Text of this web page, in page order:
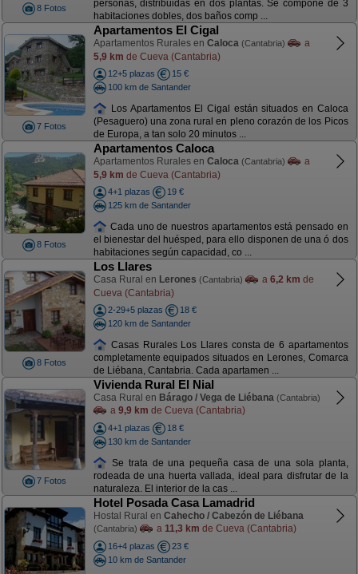
8 Fotos
personas, distribuidas en dos plantas. Se compone de 3
habitaciones dobles, dos baños comp ...
7 Fotos
Apartamentos El Cigal
Apartamentos Rurales en Caloca (Cantabria)
a
5,9 km de Cueva (Cantabria)
12+5 plazas
15 €
100 km de Santander
Los Apartamentos El Cigal están situados en Caloca
(Pesaguero) una zona rural en pleno corazón de los Picos
de Europa, a tan solo 20 minutos ...
8 Fotos
Apartamentos Caloca
Apartamentos Rurales en Caloca (Cantabria)
a
5,9 km de Cueva (Cantabria)
4+1 plazas
19 €
125 km de Santander
Cada uno de nuestros apartamentos está pensado en
el bienestar del huésped, para ello disponen de una ó dos
habitaciones según capacidad, co ...
8 Fotos
Los Llares
Casa Rural en Lerones (Cantabria) a 6,2 km de
Cueva (Cantabria)
2-29+5 plazas
18 €
120 km de Santander
Casas Rurales Los Llares consta de 6 apartamentos
completamente equipados situados en Lerones, Comarca
de Liébana, Cantabria. Cada apartamen ...
7 Fotos
Vivienda Rural El Nial
Casa Rural en Bárago / Vega de Liébana (Cantabria)
a 9,9 km de Cueva (Cantabria)
4+1 plazas
18 €
130 km de Santander
Se trata de una pequeña casa de una sola planta,
rodeada de una huerta vallada, ideal para disfrutar de la
naturaleza. El interior de la cas ...
Hotel Posada Casa Lamadrid
Hostal Rural en Cahecho / Cabezón de Liébana
(Cantabria) a 11,3 km de Cueva (Cantabria)
16+4 plazas
23 €
10 km de Santander